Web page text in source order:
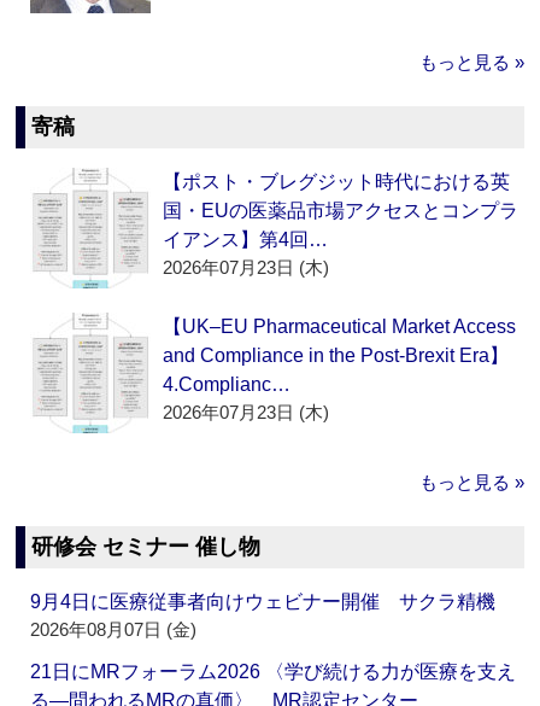
もっと見る »
寄稿
【ポスト・ブレグジット時代における英
国・EUの医薬品市場アクセスとコンプラ
イアンス】第4回…
2026年07月23日 (木)
【UK–EU Pharmaceutical Market Access
and Compliance in the Post-Brexit Era】
4.Complianc…
2026年07月23日 (木)
もっと見る »
研修会 セミナー 催し物
9月4日に医療従事者向けウェビナー開催 サクラ精機
2026年08月07日 (金)
21日にMRフォーラム2026 〈学び続ける力が医療を支え
る―問われるMRの真価〉 MR認定センター